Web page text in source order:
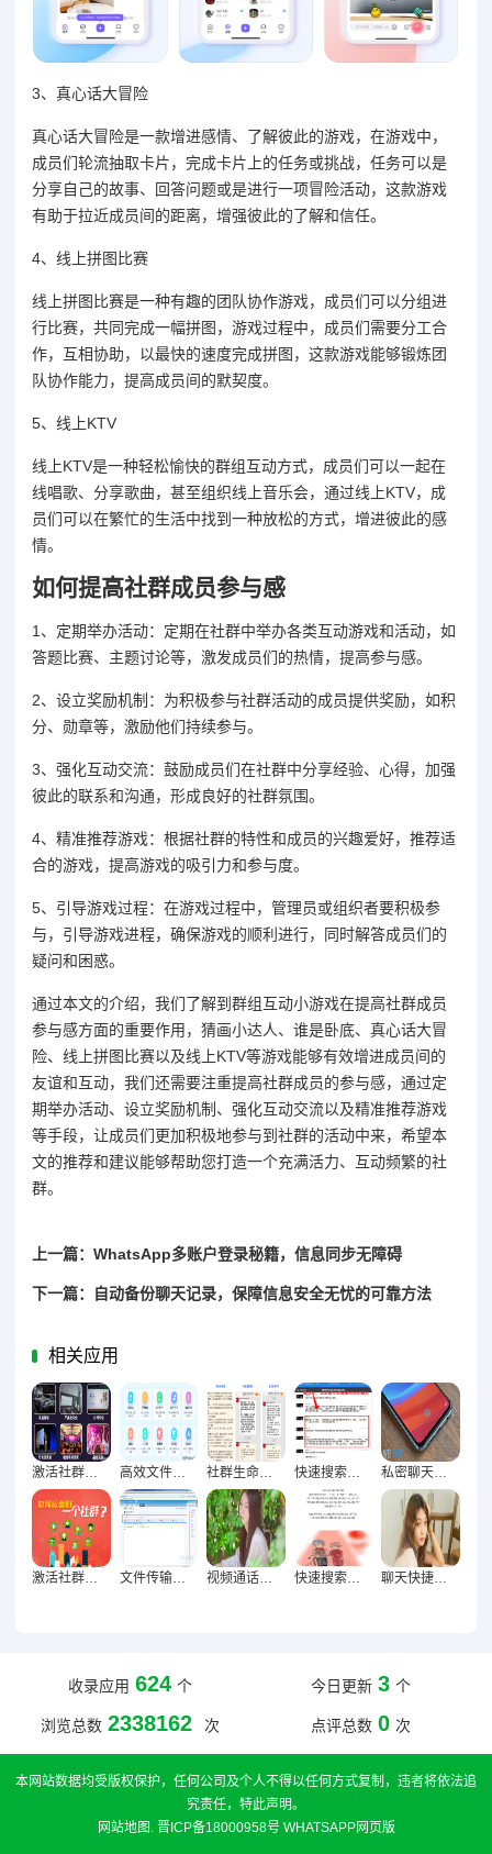
3、真心话大冒险
真心话大冒险是一款增进感情、了解彼此的游戏，在游戏中，
成员们轮流抽取卡片，完成卡片上的任务或挑战，任务可以是
分享自己的故事、回答问题或是进行一项冒险活动，这款游戏
有助于拉近成员间的距离，增强彼此的了解和信任。
4、线上拼图比赛
线上拼图比赛是一种有趣的团队协作游戏，成员们可以分组进
行比赛，共同完成一幅拼图，游戏过程中，成员们需要分工合
作，互相协助，以最快的速度完成拼图，这款游戏能够锻炼团
队协作能力，提高成员间的默契度。
5、线上KTV
线上KTV是一种轻松愉快的群组互动方式，成员们可以一起在
线唱歌、分享歌曲，甚至组织线上音乐会，通过线上KTV，成
员们可以在繁忙的生活中找到一种放松的方式，增进彼此的感
情。
如何提高社群成员参与感
1、定期举办活动：定期在社群中举办各类互动游戏和活动，如
答题比赛、主题讨论等，激发成员们的热情，提高参与感。
2、设立奖励机制：为积极参与社群活动的成员提供奖励，如积
分、勋章等，激励他们持续参与。
3、强化互动交流：鼓励成员们在社群中分享经验、心得，加强
彼此的联系和沟通，形成良好的社群氛围。
4、精准推荐游戏：根据社群的特性和成员的兴趣爱好，推荐适
合的游戏，提高游戏的吸引力和参与度。
5、引导游戏过程：在游戏过程中，管理员或组织者要积极参
与，引导游戏进程，确保游戏的顺利进行，同时解答成员们的
疑问和困惑。
通过本文的介绍，我们了解到群组互动小游戏在提高社群成员
参与感方面的重要作用，猜画小达人、谁是卧底、真心话大冒
险、线上拼图比赛以及线上KTV等游戏能够有效增进成员间的
友谊和互动，我们还需要注重提高社群成员的参与感，通过定
期举办活动、设立奖励机制、强化互动交流以及精准推荐游戏
等手段，让成员们更加积极地参与到社群的活动中来，希望本
文的推荐和建议能够帮助您打造一个充满活力、互动频繁的社
群。
上一篇：WhatsApp多账户登录秘籍，信息同步无障碍
下一篇：自动备份聊天记录，保障信息安全无忧的可靠方法
相关应用
高效文件整理实战，快速便捷查找资料优化指南 快速搜索聊天记录，轻松定位重要信息的终极技巧指南
激活社群生命力，群组互动策略与成员参与积极性提升实践 文件传输加速终极指南，资料分享高效无阻的技巧解析 视频通话高清秘籍，12招让远程沟通如临其境 快速搜索聊天内容，五大核心方法让信息获取轻松高效 聊天快捷操作全掌握，高效沟通终极指南
收录应用 624 个 今日更新 3 个
浏览总数 2338162 次 点评总数 0 次
本网站数据均受版权保护，任何公司及个人不得以任何方式复制，违者将依法追
究责任，特此声明。
网站地图 . 晋ICP备18000958号 WHATSAPP网页版